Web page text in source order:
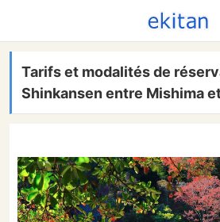
Tarifs et modalités de
Shinkansen entre Mishima